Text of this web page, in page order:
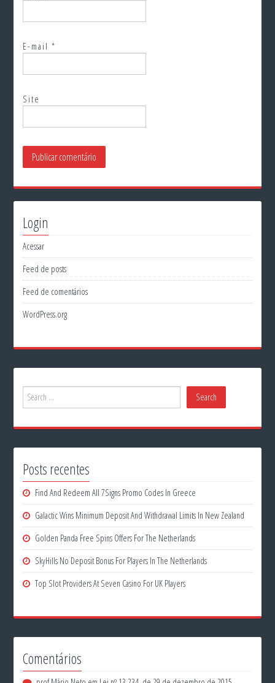
E-mail*
Site
Login
Acessar
Feed de posts
Feed de comentários
WordPress.org
Posts recentes
Find And Redeem All 7Signs Promo Codes In Greece
Galactic Wins Minimum Deposit And Withdrawal Limits In New Zealand
Golden Panda Free Spins Offers For The Netherlands
SkyHills No Deposit Bonus For Players In The Netherlands
Top Slot Providers At Seven Casino For UK Players
Comentários